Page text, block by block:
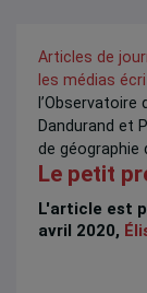
Articles de
les médias
l’Observatoire
Dandurand et
de géographie
Le petit
L'article est
avril 2020,